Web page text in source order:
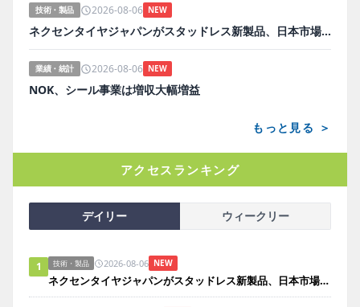
技術・製品 2026-08-06 NEW
ネクセンタイヤジャパンがスタッドレス新製品、日本市場にらみ開発
業績・統計 2026-08-06 NEW
NOK、シール事業は増収大幅増益
もっと見る ＞
アクセスランキング
デイリー ウィークリー
1 技術・製品 2026-08-06 NEW
ネクセンタイヤジャパンがスタッドレス新製品、日本市場にらみ開発